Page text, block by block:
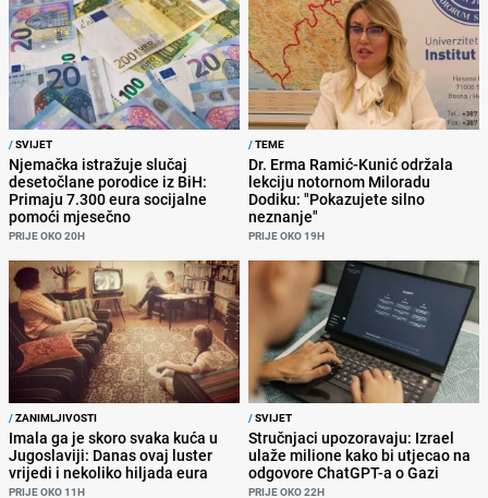
/SVIJET
Njemačka istražuje slučaj
desetočlane porodice iz BiH:
Primaju 7.300 eura socijalne
pomoći mjesečno
PRIJE OKO 20H
/TEME
Dr. Erma Ramić-Kunić održala
lekciju notornom Miloradu
Dodiku: "Pokazujete silno
neznanje"
PRIJE OKO 19H
/ZANIMLJIVOSTI
Imala ga je skoro svaka kuća u
Jugoslaviji: Danas ovaj luster
vrijedi i nekoliko hiljada eura
PRIJE OKO 11H
/SVIJET
Stručnjaci upozoravaju: Izrael
ulaže milione kako bi utjecao na
odgovore ChatGPT-a o Gazi
PRIJE OKO 22H